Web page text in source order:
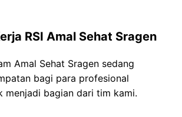
RSI Amal Sehat Sragen
Amal Sehat Sragen sedang
bagi para profesional
menjadi bagian dari tim kami.